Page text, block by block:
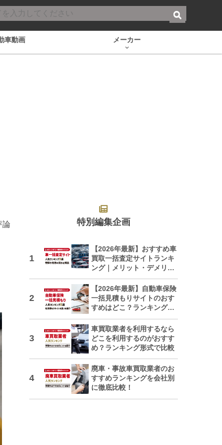
車動画 メーカー
論 特別編集企画
【2026年最新】おすすめ車
買取一括査定サイトランキ
ング｜メリット・デメリッ
トも解説
【2026年最新】自動車保険
一括見積もりサイトのおす
すめはどこ？ランキングで
車買取業者を利用するなら
どこを利用するのがおすす
め？ランキング形式で比較
廃車・事故車買取業者のお
すすめランキングを会社別
に徹底比較！